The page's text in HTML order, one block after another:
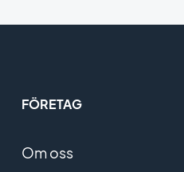
FÖRETAG
Om oss